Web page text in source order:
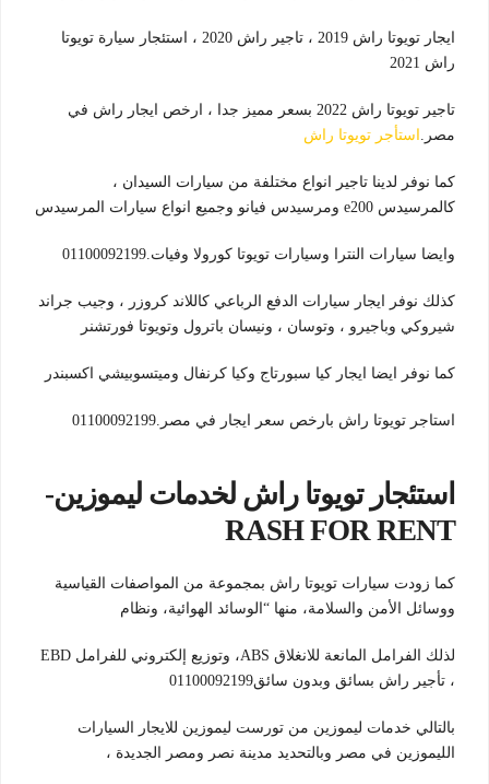
ايجار تويوتا راش 2019 ، تاجير راش 2020 ، استئجار سيارة تويوتا
راش 2021
تاجير تويوتا راش 2022 بسعر مميز جدا ، ارخص ايجار راش في
مصر. استأجر تويوتا راش
كما نوفر لدينا تاجير انواع مختلفة من سيارات السيدان ،
كالمرسيدس e200 ومرسيدس فيانو وجميع انواع سيارات المرسيدس
وايضا سيارات النترا وسيارات تويوتا كورولا وفيات.01100092199
كذلك نوفر ايجار سيارات الدفع الرباعي كاللاند كروزر ، وجيب جراند
شيروكي وباجيرو ، وتوسان ، ونيسان باترول وتويوتا فورتشنر
كما نوفر ايضا ايجار كيا سبورتاج وكيا كرنفال وميتسوبيشي اكسبندر
استاجر تويوتا راش بارخص سعر ايجار في مصر.01100092199
استئجار تويوتا راش لخدمات ليموزين-
RASH FOR RENT
كما زودت سيارات تويوتا راش بمجموعة من المواصفات القياسية
ووسائل الأمن والسلامة، منها “الوسائد الهوائية، ونظام
لذلك الفرامل المانعة للانغلاق ABS، وتوزيع إلكتروني للفرامل EBD
، تأجير راش بسائق وبدون سائق01100092199
بالتالي خدمات ليموزين من تورست ليموزين للايجار السيارات
الليموزين في مصر وبالتحديد مدينة نصر ومصر الجديدة ،